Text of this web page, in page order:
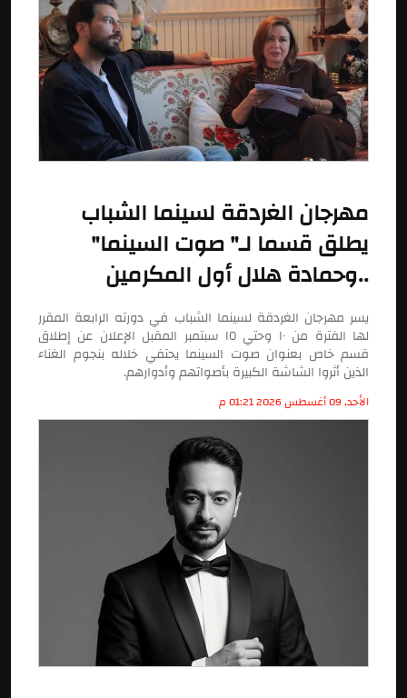
مهرجان الغردقة لسينما الشباب
يطلق قسما لـ" صوت السينما"
..وحمادة هلال أول المكرمين
يسر مهرجان الغردقة لسينما الشباب في دورته الرابعة المقرر
لها الفترة من ١٠ وحتي ١٥ سبتمبر المقبل الإعلان عن إطلاق
قسم خاص بعنوان صوت السينما يحتفي خلاله بنجوم الغناء
الذين أثروا الشاشة الكبيرة بأصواتهم وأدوارهم.
الأحد, 09 أغسطس 2026 01:21 م